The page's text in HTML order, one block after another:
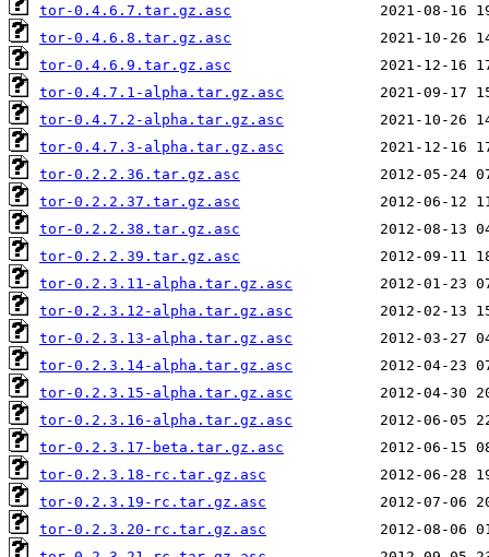
tor-0.4.6.7.tar.gz.asc
tor-0.4.6.8.tar.gz.asc
tor-0.4.6.9.tar.gz.asc
tor-0.4.7.1-alpha.tar.gz.asc
tor-0.4.7.2-alpha.tar.gz.asc
tor-0.4.7.3-alpha.tar.gz.asc
tor-0.2.2.36.tar.gz.asc
tor-0.2.2.37.tar.gz.asc
tor-0.2.2.38.tar.gz.asc
tor-0.2.2.39.tar.gz.asc
tor-0.2.3.11-alpha.tar.gz.asc
tor-0.2.3.12-alpha.tar.gz.asc
tor-0.2.3.13-alpha.tar.gz.asc
tor-0.2.3.14-alpha.tar.gz.asc
tor-0.2.3.15-alpha.tar.gz.asc
tor-0.2.3.16-alpha.tar.gz.asc
tor-0.2.3.17-beta.tar.gz.asc
tor-0.2.3.18-rc.tar.gz.asc
tor-0.2.3.19-rc.tar.gz.asc
tor-0.2.3.20-rc.tar.gz.asc